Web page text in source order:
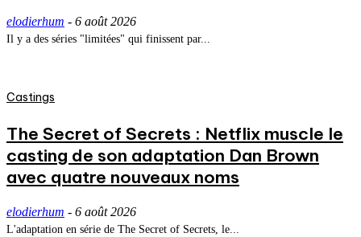
elodierhum - 6 août 2026
Il y a des séries "limitées" qui finissent par...
Castings
The Secret of Secrets : Netflix muscle le
casting de son adaptation Dan Brown
avec quatre nouveaux noms
elodierhum - 6 août 2026
L'adaptation en série de The Secret of Secrets, le...